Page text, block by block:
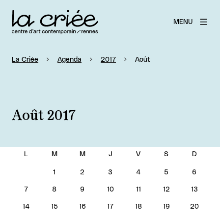
MENU
La Criée Agenda 2017 Août
Août 2017
1 2 3 4 5 6
7 8 9 10 11 12 13
14 15 16 17 18 19 20